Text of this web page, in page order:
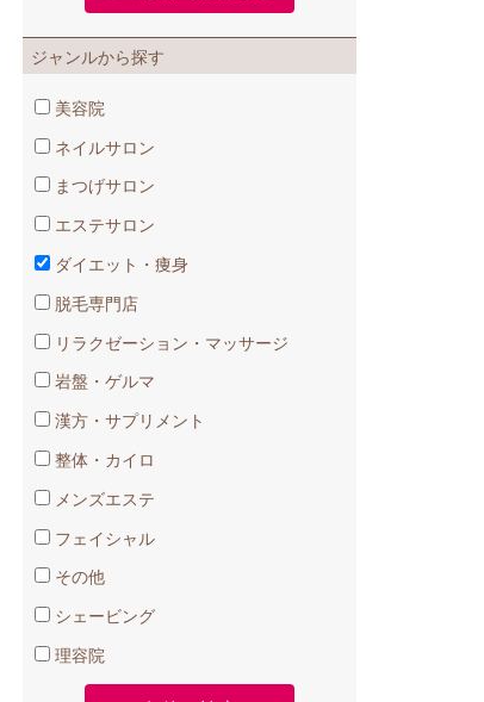
ジャンルから探す
美容院
ネイルサロン
まつげサロン
エステサロン
ダイエット・痩身
脱毛専門店
リラクゼーション・マッサージ
岩盤・ゲルマ
漢方・サプリメント
整体・カイロ
メンズエステ
フェイシャル
その他
シェービング
理容院